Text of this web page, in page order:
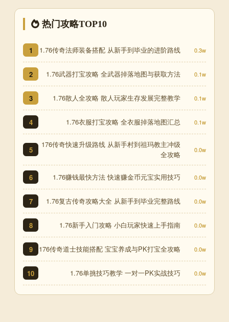
热门攻略TOP10
1 1.76传奇法师装备搭配 从新手到毕业的进阶路线 0.3w
2 1.76武器打宝攻略 全武器掉落地图与获取方法 0.1w
3 1.76散人全攻略 散人玩家生存发展完整教学 0.1w
4 1.76衣服打宝攻略 全衣服掉落地图汇总 0.1w
5
176传奇快速升级路线 从新手村到祖玛教主冲级
全攻略
0.0w
6 1.76赚钱最快方法 快速赚金币元宝实用技巧 0.0w
7 1.76复古传奇攻略大全 从新手到毕业完整路线 0.0w
8 1.76新手入门攻略 小白玩家快速上手指南 0.0w
9 176传奇道士技能搭配 宝宝养成与PK打宝全攻略 0.0w
10 1.76单挑技巧教学 一对一PK实战技巧 0.0w